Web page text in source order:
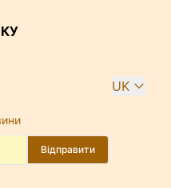
UK
Відправити